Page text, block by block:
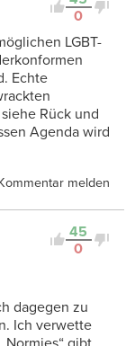
0
LGBT-
Echte
Rück und
Agenda wird
melden
45
0
dagegen zu
Ich verwette